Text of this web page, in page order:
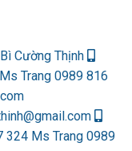
Cường Thịnh
Trang 0989 816
324 Ms Trang 0989